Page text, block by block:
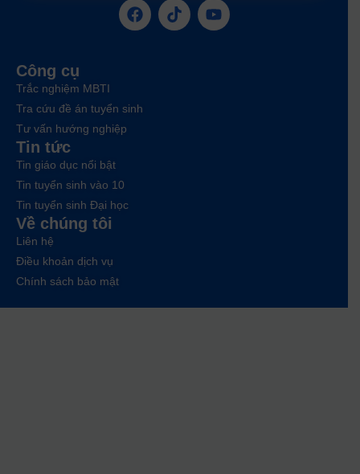
Công cụ
Trắc nghiệm MBTI
Tra cứu đề án tuyển sinh
Tư vấn hướng nghiệp
Tin tức
Tin giáo dục nổi bật
Tin tuyển sinh vào 10
Tin tuyển sinh Đại học
Về chúng tôi
Liên hệ
Điều khoản dịch vụ
Chính sách bảo mật